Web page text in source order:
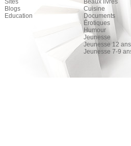
Sites
Blogs
Education
Beaux livres
Cuisine
Documents
Érotiques
Humour
Jeunesse
Jeunesse 12
Jeunesse 7-9